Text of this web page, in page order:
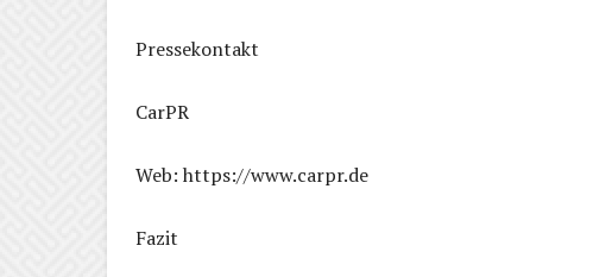
Pressekontakt
CarPR
Web: https://www.carpr.de
Fazit